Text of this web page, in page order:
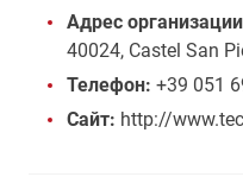
Адрес
40024, Castel San
Телефон: +39 051
Сайт: http://